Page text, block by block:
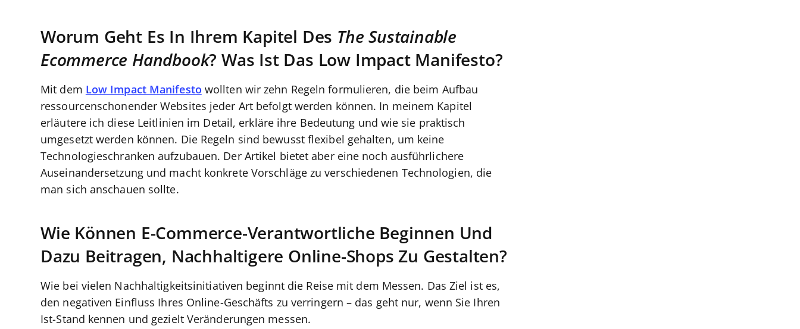
Worum Geht Es In Ihrem Kapitel Des The Sustainable
Ecommerce Handbook? Was Ist Das Low Impact Manifesto?
Mit dem Low Impact Manifesto wollten wir zehn Regeln formulieren, die beim Aufbau
ressourcenschonender Websites jeder Art befolgt werden können. In meinem Kapitel
erläutere ich diese Leitlinien im Detail, erkläre ihre Bedeutung und wie sie praktisch
umgesetzt werden können. Die Regeln sind bewusst flexibel gehalten, um keine
Technologieschranken aufzubauen. Der Artikel bietet aber eine noch ausführlichere
Auseinandersetzung und macht konkrete Vorschläge zu verschiedenen Technologien, die
man sich anschauen sollte.
Wie Können E-Commerce-Verantwortliche Beginnen Und
Dazu Beitragen, Nachhaltigere Online-Shops Zu Gestalten?
Wie bei vielen Nachhaltigkeitsinitiativen beginnt die Reise mit dem Messen. Das Ziel ist es,
den negativen Einfluss Ihres Online-Geschäfts zu verringern – das geht nur, wenn Sie Ihren
Ist-Stand kennen und gezielt Veränderungen messen.